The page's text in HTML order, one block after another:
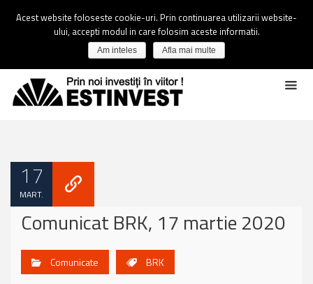
17
MART.
Comunicat BRK, 17 martie 2020
Comunicate BRK
Acest website foloseste cookie-uri. Prin continuarea utilizarii website-
ului, accepti modul in care folosim aceste informatii.
Am inteles Afla mai multe